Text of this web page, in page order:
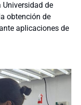
Universidad de
obtención de
aplicaciones de